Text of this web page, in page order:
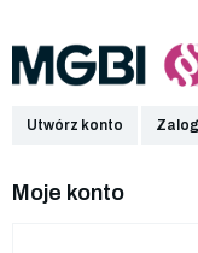
Utwórz konto
Moje konto